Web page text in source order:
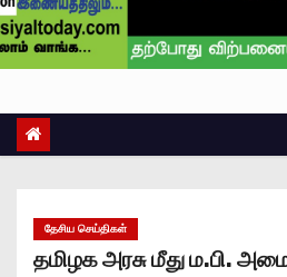
தேசிய செய்திகள்
தமிழக அரசு மீது ம.பி.